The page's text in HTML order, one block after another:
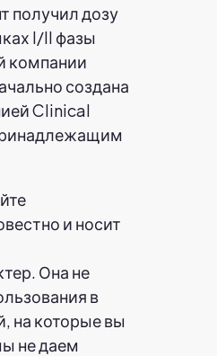
получил дозу
I/II фазы
компании
создана
Clinical
и носит
Она не
в
на которые вы
не даем